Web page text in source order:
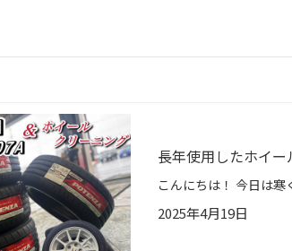
長年使用したホイ
2025年4月19日